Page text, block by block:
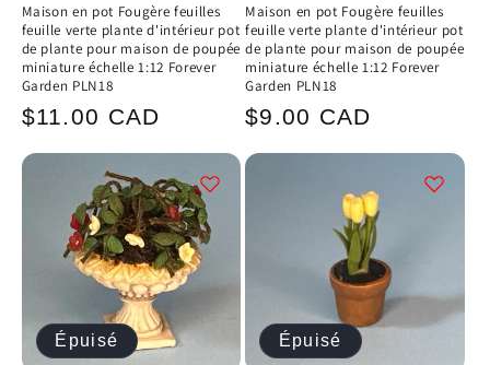
Maison en pot Fougère feuilles
feuille verte plante d'intérieur pot
de plante pour maison de poupée
miniature échelle 1:12 Forever
Garden PLN18
Prix
$11.00 CAD
Maison en pot Fougère feuilles
feuille verte plante d'intérieur pot
de plante pour maison de poupée
miniature échelle 1:12 Forever
Garden PLN18
Prix
$9.00 CAD
Épuisé Épuisé